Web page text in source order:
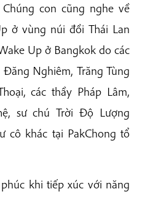
con cũng nghe về
ở vùng núi đồi Thái Lan
Up ở Bangkok do các
Nghiêm, Trăng Tùng
các thầy Pháp Lâm,
sư chú Trời Độ Lượng
cô khác tại PakChong tổ
khi tiếp xúc với năng